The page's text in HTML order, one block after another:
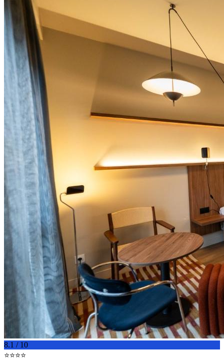
8.1 / 10
⭐⭐⭐⭐